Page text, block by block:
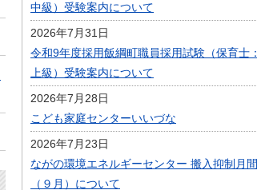
中級）受験案内について
2026年7月31日
令和9年度採用飯綱町職員採用試験（保育士：
上級）受験案内について
2026年7月28日
こども家庭センターいいづな
2026年7月23日
ながの環境エネルギーセンター 搬入抑制月間
（９月）について